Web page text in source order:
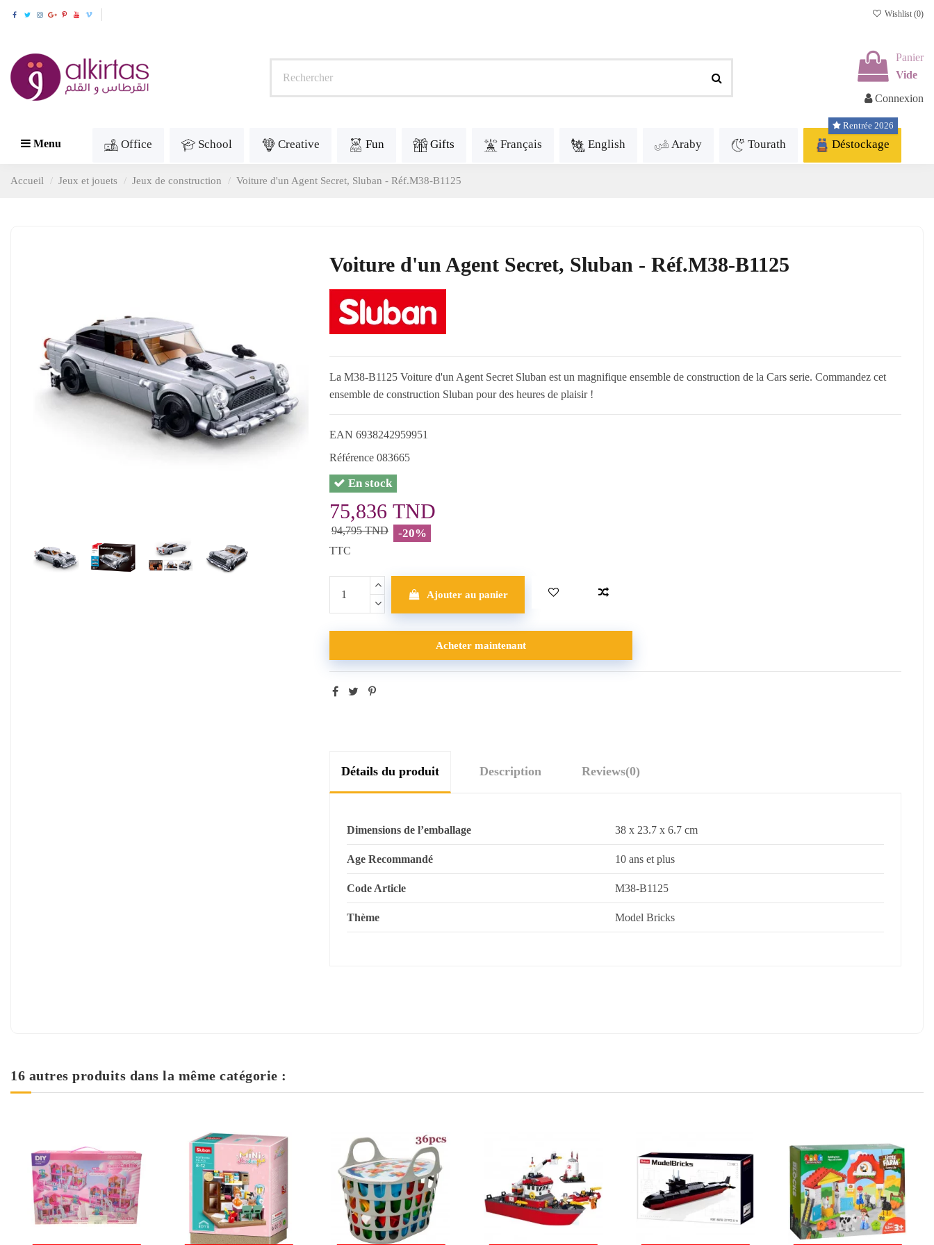
Wishlist (0)
Panier
Vide
Connexion
Menu Office School Creative Fun Gifts Français English Araby Tourath Déstockage
Rentrée 2026
Accueil Jeux et jouets Jeux de construction Voiture d'un Agent Secret, Sluban - Réf.M38-B1125
Voiture d'un Agent Secret, Sluban - Réf.M38-B1125
La M38-B1125 Voiture d'un Agent Secret Sluban est un magnifique ensemble de construction de la Cars serie. Commandez cet
ensemble de construction Sluban pour des heures de plaisir !
EAN 6938242959951
Référence 083665
En stock
75,836 TND
94,795 TND -20%
TTC
Ajouter au panier
Acheter maintenant
Détails du produit Description Reviews(0)
Dimensions de l’emballage 38 x 23.7 x 6.7 cm
Age Recommandé 10 ans et plus
Code Article M38-B1125
Thème Model Bricks
16 autres produits dans la même catégorie :